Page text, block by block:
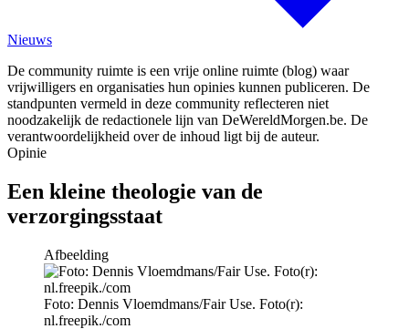
Nieuws
De community ruimte is een vrije online ruimte (blog) waar
vrijwilligers en organisaties hun opinies kunnen publiceren. De
standpunten vermeld in deze community reflecteren niet
noodzakelijk de redactionele lijn van DeWereldMorgen.be. De
verantwoordelijkheid over de inhoud ligt bij de auteur.
Opinie
Een kleine theologie van de
verzorgingsstaat
Afbeelding
Foto: Dennis Vloemdmans/Fair Use. Foto(r):
nl.freepik./com